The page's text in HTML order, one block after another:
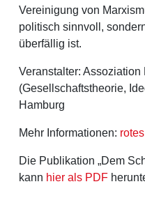
Vereinigung von
politisch sinnvoll,
überfällig ist.
Veranstalter: Assoziation
(Gesellschaftstheorie,
Hamburg
Mehr Informationen:
Die Publikation „Dem
kann hier als PDF